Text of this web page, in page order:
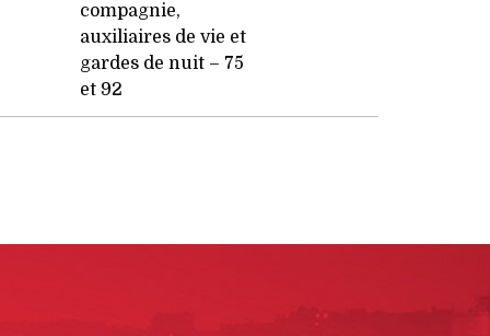
compagnie,
auxiliaires de vie et
gardes de nuit – 75
et 92